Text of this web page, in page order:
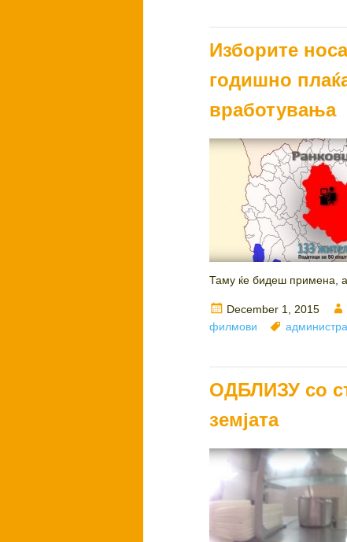
Изборите
годишно
вработувања
Таму ќе бидеш примена, а
Posted
on
December 1, 2015
филмови
Tags
ОДБЛИЗУ со
земјата